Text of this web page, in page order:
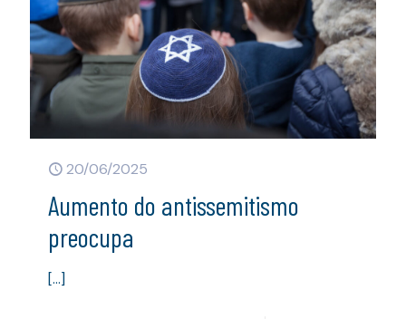
20/06/2025
Aumento do antissemitismo
preocupa
[…]